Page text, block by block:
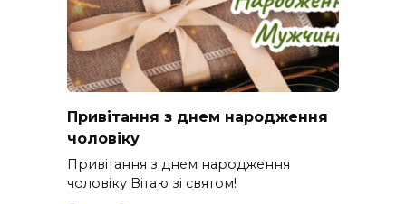
Привітання з днем народження
чоловіку
Привітання з днем народження
чоловіку Вітаю зі святом!